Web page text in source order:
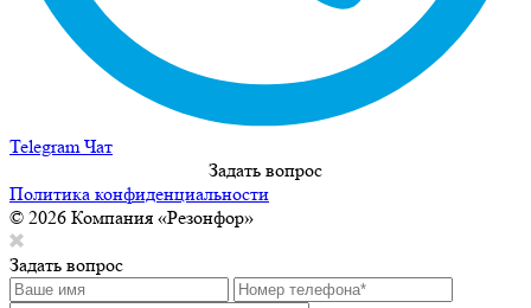
Telegram Чат
Задать вопрос
Политика конфиденциальности
© 2026 Компания «Резонфор»
Задать вопрос